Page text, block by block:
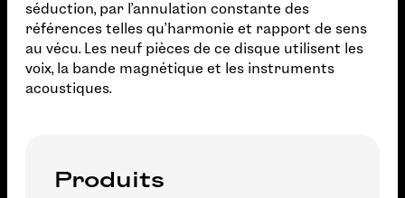
séduction, par l'annulation constante des
références telles qu'harmonie et rapport de sens
au vécu. Les neuf pièces de ce disque utilisent les
voix, la bande magnétique et les instruments
acoustiques.
Produits